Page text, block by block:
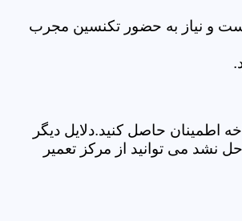
و نیاز به حضور تکنسین مجرب
حاصل کنید.دلایل دیگر
می توانید از مرکز تعمیر